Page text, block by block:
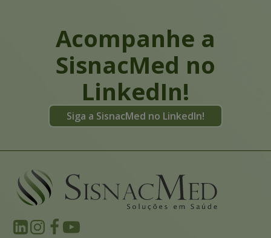
Acompanhe a
SisnacMed no
LinkedIn!
Siga a SisnacMed no LinkedIn!